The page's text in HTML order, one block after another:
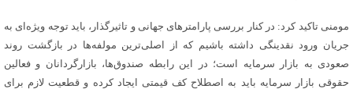
مومنی تاکید کرد: در کنار بررسی پارامتر‌های جهانی و تاثیرگذار، باید توجه ویژه‌ای به
جریان ورود نقدینگی داشته باشیم که از اصلی‌ترین مولفه‌ها در بازگشت روند
صعودی به بازار سرمایه است؛ در این رابطه صندوق‌ها، بازارگردانان و فعالین
حقوقی بازار سرمایه باید به اصطلاح کف قیمتی ایجاد کرده و قطعیت لازم برای